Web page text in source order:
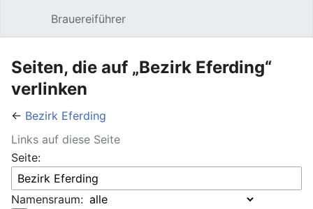
Brauereiführer
Seiten, die auf „Bezirk Eferding“
verlinken
← Bezirk Eferding
Links auf diese Seite
Seite:
Namensraum: